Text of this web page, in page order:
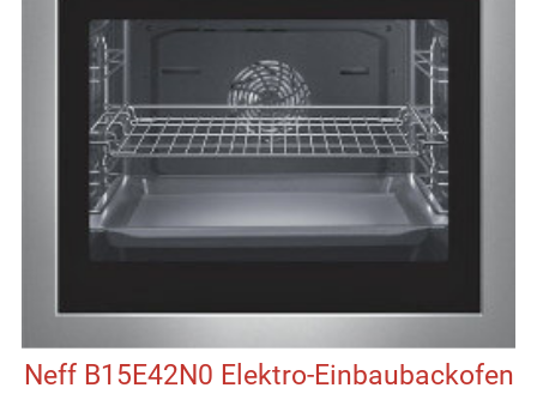
Neff B15E42N0 Elektro-Einbaubackofen